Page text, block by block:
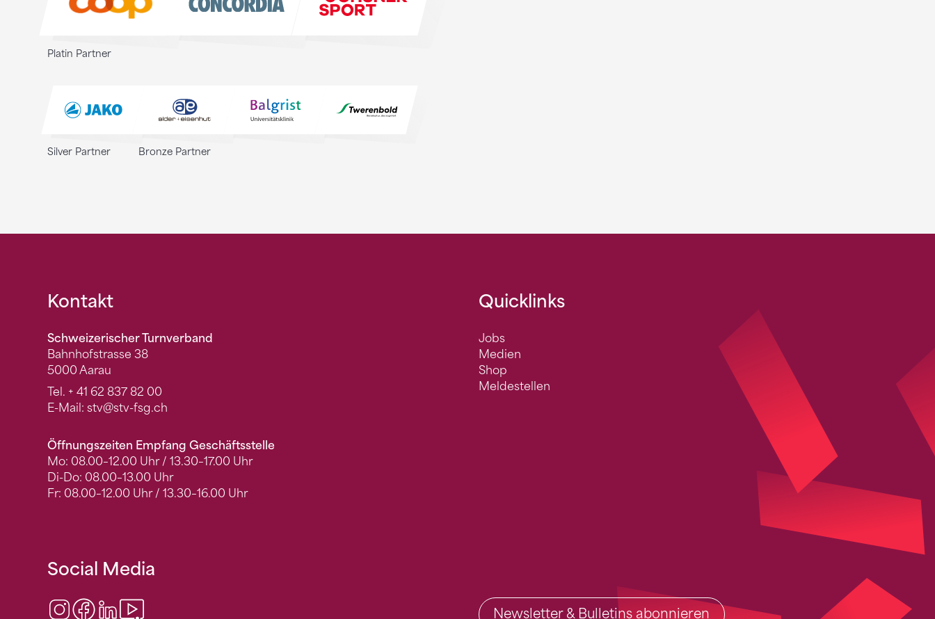
Platin Partner
Silver Partner Bronze Partner
Fusszeile
Kontakt
Schweizerischer Turnverband
Bahnhofstrasse 38
5000 Aarau
Tel. + 41 62 837 82 00
E-Mail: stv@stv-fsg.ch
Öffnungszeiten Empfang Geschäftsstelle
Mo: 08.00–12.00 Uhr / 13.30–17.00 Uhr
Di-Do: 08.00–13.00 Uhr
Fr: 08.00–12.00 Uhr / 13.30–16.00 Uhr
Quicklinks
Jobs
Medien
Shop
Meldestellen
Social Media
Instagram
Facebook
LinkedIn Newsletter & Bulletins abonnieren